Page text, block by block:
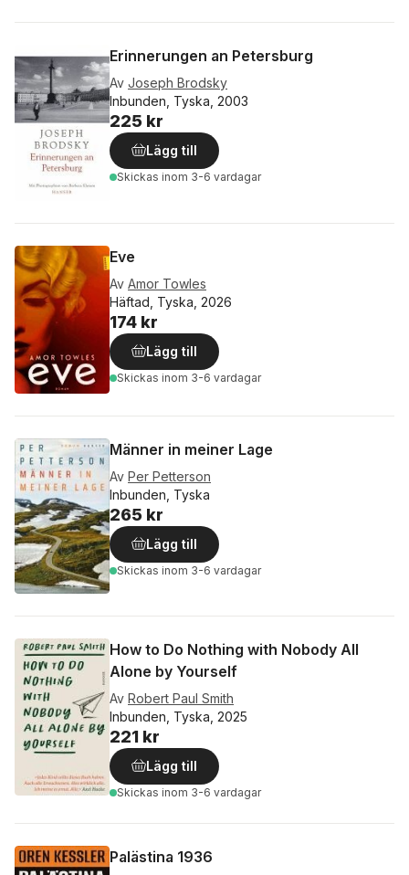
Erinnerungen an Petersburg
Av Joseph Brodsky
Inbunden, Tyska, 2003
225 kr
Lägg till
Skickas inom 3-6 vardagar
Eve
Av Amor Towles
Häftad, Tyska, 2026
174 kr
Lägg till
Skickas inom 3-6 vardagar
Männer in meiner Lage
Av Per Petterson
Inbunden, Tyska
265 kr
Lägg till
Skickas inom 3-6 vardagar
How to Do Nothing with Nobody All
Alone by Yourself
Av Robert Paul Smith
Inbunden, Tyska, 2025
221 kr
Lägg till
Skickas inom 3-6 vardagar
Palästina 1936